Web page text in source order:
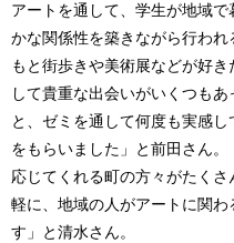
アートを通して、学生が地域
かな関係性を築きながら行わ
もと街歩きや美術展などが好
して貴重な出会いがいくつも
と、ゼミを通して何度も実感
をもらいました」と前田さん
応じてくれる町の方々がたく
軽に、地域の人がアートに関
す」と清水さん。